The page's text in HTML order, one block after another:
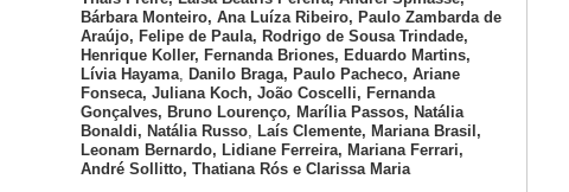
Bárbara Monteiro, Ana Luíza Ribeiro, Paulo Zambarda de
Araújo, Felipe de Paula, Rodrigo de Sousa Trindade,
Henrique Koller, Fernanda Briones, Eduardo Martins,
Lívia Hayama, Danilo Braga, Paulo Pacheco, Ariane
Fonseca, Juliana Koch, João Coscelli, Fernanda
Gonçalves, Bruno Lourenço, Marília Passos, Natália
Bonaldi, Natália Russo, Laís Clemente, Mariana Brasil,
Leonam Bernardo, Lidiane Ferreira, Mariana Ferrari,
André Sollitto, Thatiana Rós e Clarissa Maria